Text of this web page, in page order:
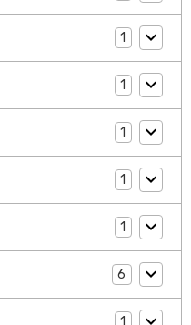
1
1
1
1
1
6
1